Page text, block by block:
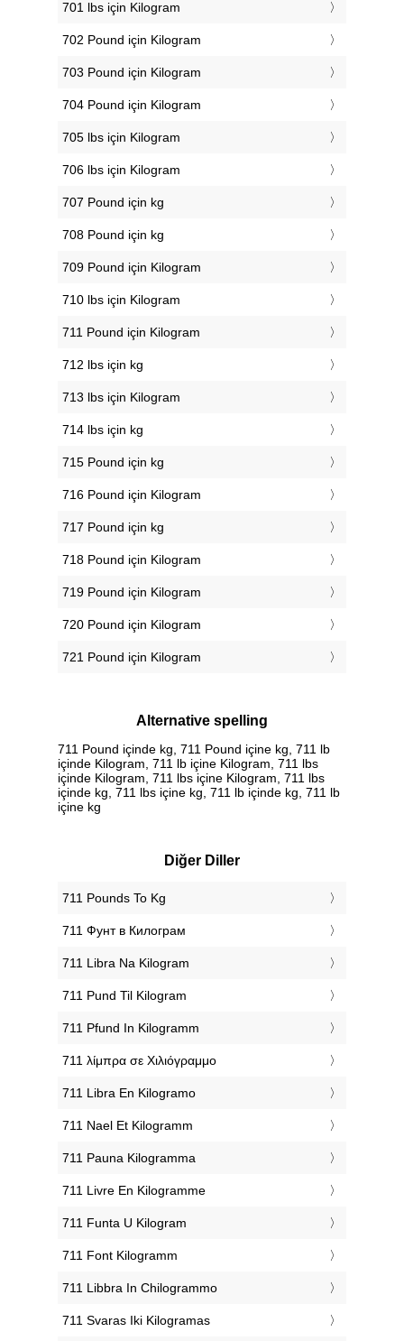
701 lbs için Kilogram
702 Pound için Kilogram
703 Pound için Kilogram
704 Pound için Kilogram
705 lbs için Kilogram
706 lbs için Kilogram
707 Pound için kg
708 Pound için kg
709 Pound için Kilogram
710 lbs için Kilogram
711 Pound için Kilogram
712 lbs için kg
713 lbs için Kilogram
714 lbs için kg
715 Pound için kg
716 Pound için Kilogram
717 Pound için kg
718 Pound için Kilogram
719 Pound için Kilogram
720 Pound için Kilogram
721 Pound için Kilogram
Alternative spelling
711 Pound içinde kg, 711 Pound içine kg, 711 lb
içinde Kilogram, 711 lb içine Kilogram, 711 lbs
içinde Kilogram, 711 lbs içine Kilogram, 711 lbs
içinde kg, 711 lbs içine kg, 711 lb içinde kg, 711 lb
içine kg
Diğer Diller
‎711 Pounds To Kg
‎711 Фунт в Килограм
‎711 Libra Na Kilogram
‎711 Pund Til Kilogram
‎711 Pfund In Kilogramm
‎711 λίμπρα σε Χιλιόγραμμο
‎711 Libra En Kilogramo
‎711 Nael Et Kilogramm
‎711 Pauna Kilogramma
‎711 Livre En Kilogramme
‎711 Funta U Kilogram
‎711 Font Kilogramm
‎711 Libbra In Chilogrammo
‎711 Svaras Iki Kilogramas